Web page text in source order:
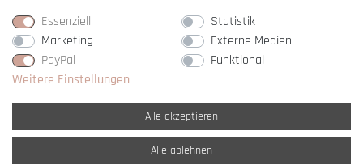
Essenziell
Statistik
Marketing
Externe Medien
PayPal
Funktional
Weitere Einstellungen
Alle akzeptieren
Alle ablehnen